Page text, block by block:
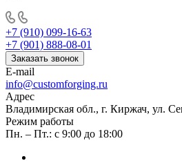
+7 (910) 099-16-63
+7 (901) 888-08-01
Заказать звонок
E-mail
info@customforging.ru
Адрес
Владимирская обл., г. Киржач, ул.
Режим работы
Пн. – Пт.: с 9:00 до 18:00